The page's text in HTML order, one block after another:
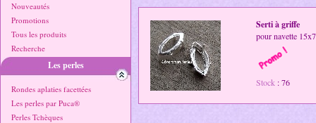
Nouveautés
Promotions
Tous les produits
Recherche
Les perles
Rondes aplaties facettées
Les perles par Puca®
Perles Tchèques
Serti à griffe
pour navette
Stock : 76